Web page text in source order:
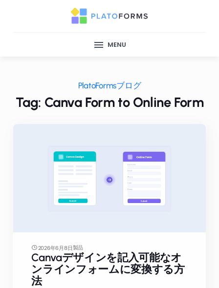
MENU
PlatoFormsブログ
Tag: Canva Form to Online Form
2026年6月8日製品
Canvaデザインを記入可能なオ
ンラインフォームに変換する方
法